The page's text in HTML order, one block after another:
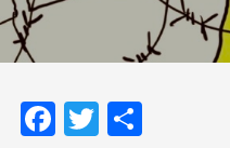
Facebook
Twitter